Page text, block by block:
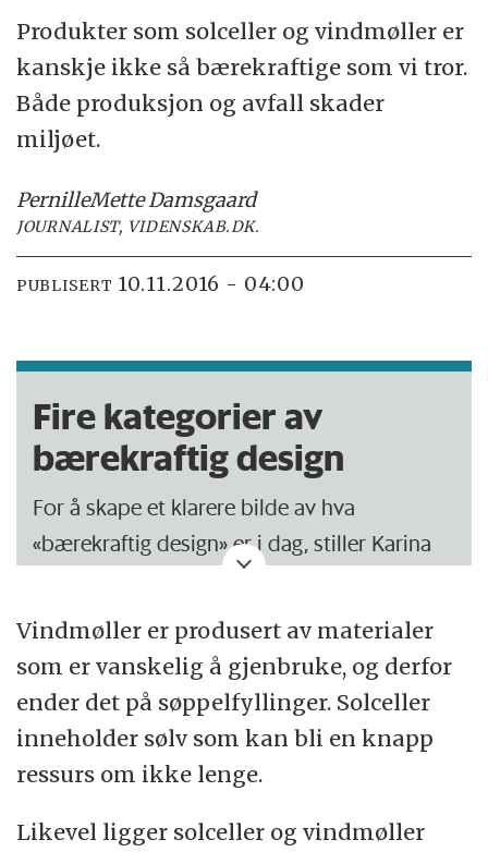
Produkter som solceller og vindmøller er
kanskje ikke så bærekraftige som vi tror.
Både produksjon og avfall skader
miljøet.
PernilleMette Damsgaard
JOURNALIST, VIDENSKAB.DK.
PUBLISERT 10.11.2016 - 04:00
Fire kategorier av
bærekraftig design
For å skape et klarere bilde av hva
«bærekraftig design» er i dag, stiller Karina
Produkter som har en veldig bærekraftig
funksjon, men som er produsert av veldig
skadelige materialer. I denne kategorien
finner vi vindmøller, elbiler og LED-lys.
funksjon, og også har færre bivirkninger,
Vindmøller er produsert av materialer
som er vanskelig å gjenbruke, og derfor
ender det på søppelfyllinger. Solceller
inneholder sølv som kan bli en knapp
ressurs om ikke lenge.
Likevel ligger solceller og vindmøller